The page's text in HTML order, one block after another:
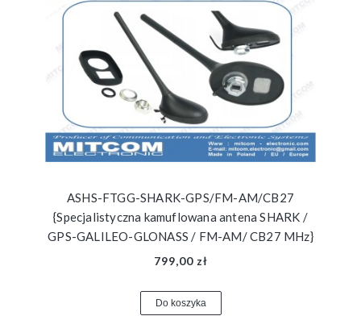
ASHS-FTGG-SHARK-GPS/FM-AM/CB27
{Specjalistyczna kamuflowana antena SHARK /
GPS-GALILEO-GLONASS / FM-AM/ CB27 MHz}
799,00 zł
Do koszyka